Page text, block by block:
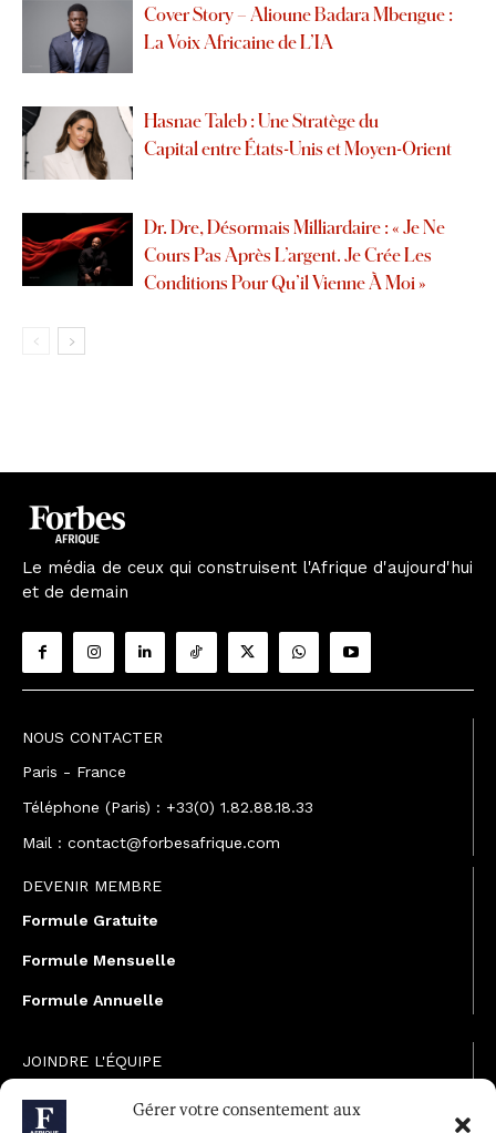
Gérer votre consentement aux
Cover Story – Alioune Badara Mbengue :
La Voix Africaine de L’IA
Hasnae Taleb : Une Stratège du
Capital entre États-Unis et Moyen-Orient
Dr. Dre, Désormais Milliardaire : « Je Ne
Cours Pas Après L’argent. Je Crée Les
Conditions Pour Qu’il Vienne À Moi »
Le média de ceux qui construisent l'Afrique d'aujourd'hui
et de demain
NOUS CONTACTER
Paris - France
Téléphone (Paris) : +33(0) 1.82.88.18.33
Mail : contact@forbesafrique.com
DEVENIR MEMBRE
Formule Gratuite
Formule Mensuelle
Formule Annuelle
JOINDRE L'ÉQUIPE
Rédaction